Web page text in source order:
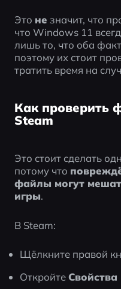
Это не значит, что
что Windows 11
лишь то, что оба
поэтому их стоит
тратить время на
Как проверить
Steam
Это стоит сделать
потому что
файлы могут
игры.
В Steam:
Щёлкните правой
Откройте Свойства